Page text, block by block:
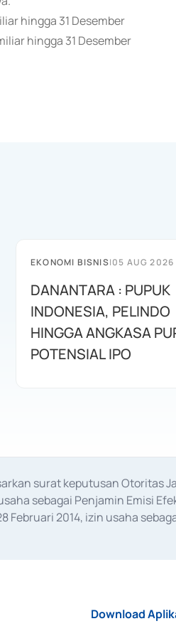
hingga 31 Desember
hingga 31 Desember
EKONOMI BISNIS|05 AUG 2026
DANANTARA : PUPUK
INDONESIA, PELINDO
HINGGA ANGKASA
POTENSIAL IPO
surat keputusan Otoritas
sebagai Penjamin Emisi
Februari 2014, izin usaha
Download